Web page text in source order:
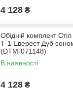
4 128 ₴
Обідній комплект
Т-1 Еверест Дуб
(DTM-071148)
В наявності
4 128 ₴